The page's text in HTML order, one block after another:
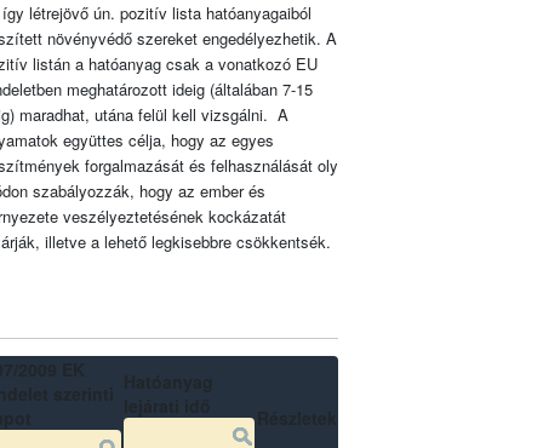
létrejövő ún. pozitív lista hatóanyagaiból
növényvédő szereket engedélyezhetik. A
listán a hatóanyag csak a vonatkozó EU
meghatározott ideig (általában 7-15
maradhat, utána felül kell vizsgálni. A
együttes célja, hogy az egyes
forgalmazását és felhasználását oly
szabályozzák, hogy az ember és
veszélyeztetésének kockázatát
illetve a lehető legkisebbre csökkentsék.